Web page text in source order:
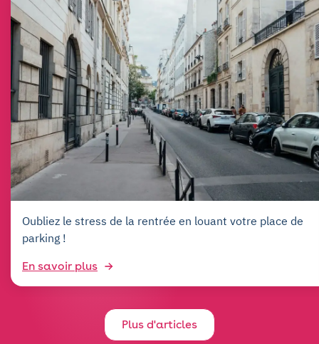
Oubliez le stress de la rentrée en louant votre place de
parking !
En savoir plus
Plus d'articles